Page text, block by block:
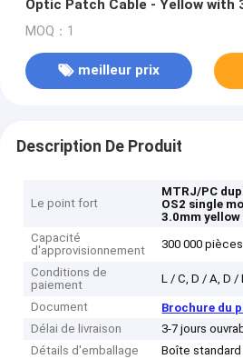
Optic Patch Cable - Yellow with
MOQ：1
meilleur prix
Description De Produit
Le point fort
MTRJ/PC
OS2 single
3.0mm
Capacité
d'approvisionnement
300 000 pièces
Conditions de
paiement
L / C, D / A, D /
Document
Brochure du
Délai de livraison
3-7 jours
Détails d'emballage
Boîte standard